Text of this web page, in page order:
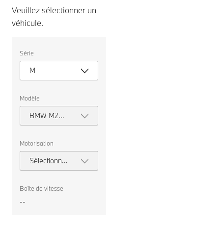
Veuillez sélectionner un
véhicule.
sélectionner
un
véhicule.
Série
M
Modèle
BMW M2
Coupé
Motorisation
Sélectionner
la
Boîte de vitesse
--